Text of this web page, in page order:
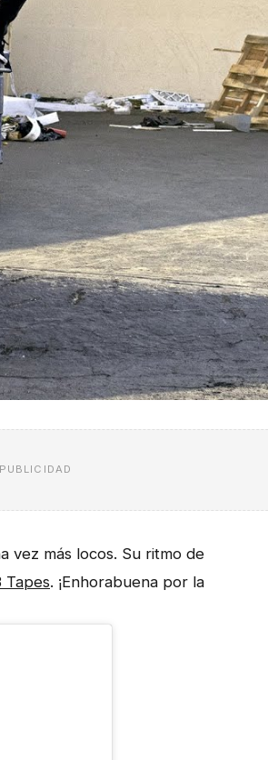
PUBLICIDAD
vez más locos. Su ritmo de
Tapes. ¡Enhorabuena por la